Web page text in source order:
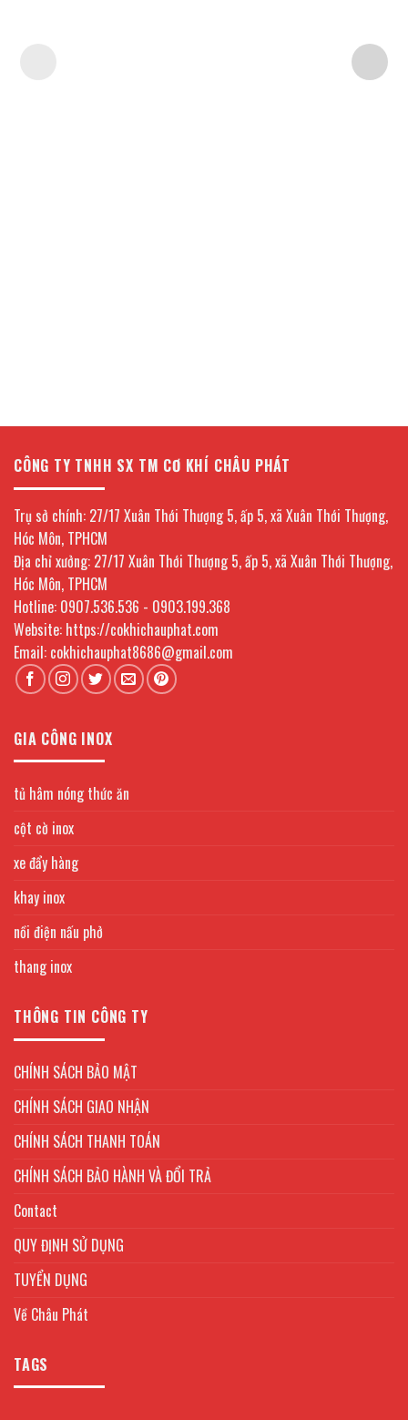
CÔNG TY TNHH SX TM CƠ KHÍ CHÂU PHÁT
Trụ sở chính: 27/17 Xuân Thới Thượng 5, ấp 5, xã Xuân Thới Thượng,
Hóc Môn, TPHCM
Địa chỉ xưởng: 27/17 Xuân Thới Thượng 5, ấp 5, xã Xuân Thới Thượng,
Hóc Môn, TPHCM
Hotline: 0907.536.536 - 0903.199.368
Website: https://cokhichauphat.com
Email: cokhichauphat8686@gmail.com
GIA CÔNG INOX
tủ hâm nóng thức ăn
cột cờ inox
xe đẩy hàng
khay inox
nồi điện nấu phở
thang inox
THÔNG TIN CÔNG TY
CHÍNH SÁCH BẢO MẬT
CHÍNH SÁCH GIAO NHẬN
CHÍNH SÁCH THANH TOÁN
CHÍNH SÁCH BẢO HÀNH VÀ ĐỔI TRẢ
Contact
QUY ĐỊNH SỬ DỤNG
TUYỂN DỤNG
Về Châu Phát
TAGS